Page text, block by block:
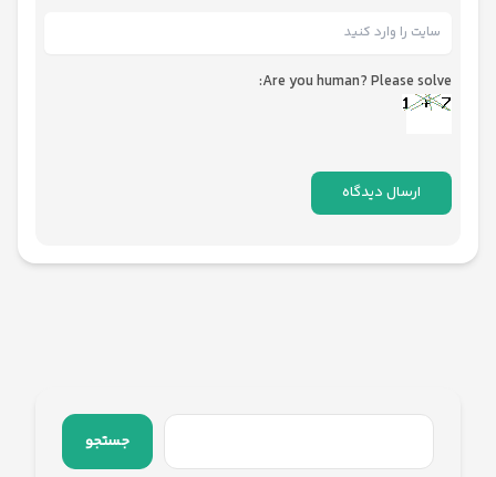
Are you human? Please solve:
جستجو